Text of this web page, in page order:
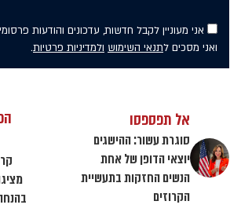
אני מעוניין לקבל חדשות, עדכונים והודעות
ואני מסכים לתנאי השימוש ולמדיניות פרטיות.
אל תפספסו
סוגרת עשור: ההישגים
יוצאי הדופן של אחת
הנשים החזקות בתעשיית
הקרוזים
בהנחה